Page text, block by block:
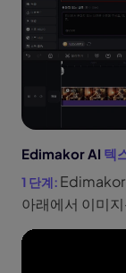
Edimakor AI 텍
Edimakor
아래에서 이미